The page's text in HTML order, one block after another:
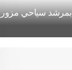
سياحي مزور